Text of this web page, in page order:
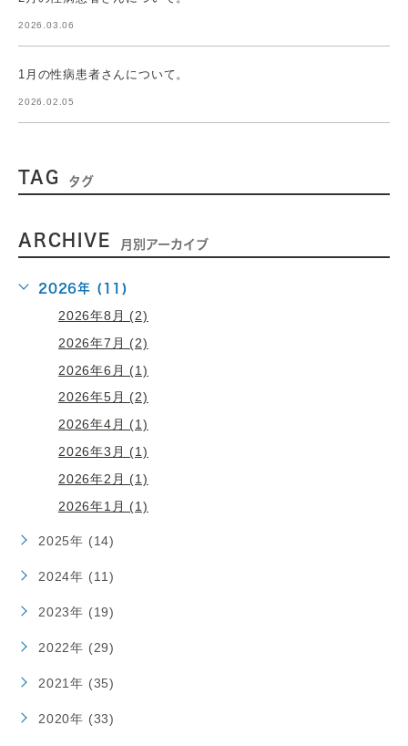
2026.03.06
1月の性病患者さんについて。
2026.02.05
TAG タグ
ARCHIVE 月別アーカイブ
2026年 (11)
2026年8月 (2)
2026年7月 (2)
2026年6月 (1)
2026年5月 (2)
2026年4月 (1)
2026年3月 (1)
2026年2月 (1)
2026年1月 (1)
2025年 (14)
2024年 (11)
2023年 (19)
2022年 (29)
2021年 (35)
2020年 (33)